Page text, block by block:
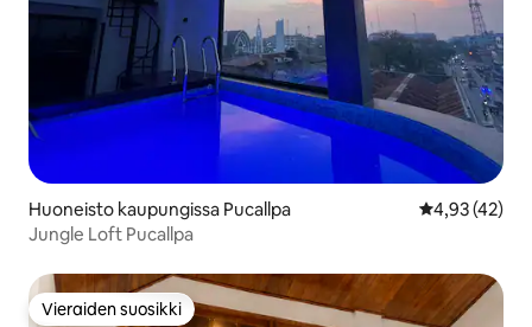
Huoneisto kaupungissa Pucallpa
4,93 (42)
Jungle Loft Pucallpa
Vieraiden suosikki
Vieraiden suosikki